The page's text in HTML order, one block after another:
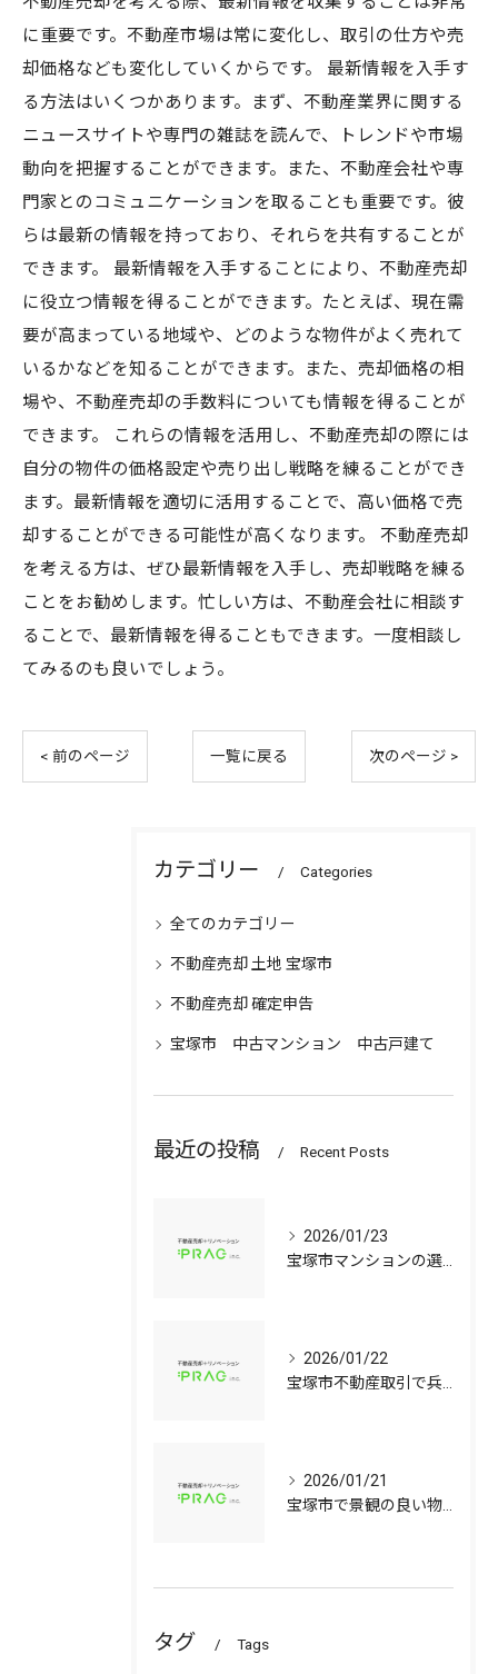
に重要です。不動産市場は常に変化し、取引の仕方や売
却価格なども変化していくからです。 最新情報を入手す
る方法はいくつかあります。まず、不動産業界に関する
ニュースサイトや専門の雑誌を読んで、トレンドや市場
動向を把握することができます。また、不動産会社や専
門家とのコミュニケーションを取ることも重要です。彼
らは最新の情報を持っており、それらを共有することが
できます。 最新情報を入手することにより、不動産売却
に役立つ情報を得ることができます。たとえば、現在需
要が高まっている地域や、どのような物件がよく売れて
いるかなどを知ることができます。また、売却価格の相
場や、不動産売却の手数料についても情報を得ることが
できます。 これらの情報を活用し、不動産売却の際には
自分の物件の価格設定や売り出し戦略を練ることができ
ます。最新情報を適切に活用することで、高い価格で売
却することができる可能性が高くなります。 不動産売却
を考える方は、ぜひ最新情報を入手し、売却戦略を練る
ことをお勧めします。忙しい方は、不動産会社に相談す
ることで、最新情報を得ることもできます。一度相談し
てみるのも良いでしょう。
< 前のページ 一覧に戻る 次のページ >
カテゴリー Categories
全てのカテゴリー
不動産売却 土地 宝塚市
不動産売却 確定申告
宝塚市 中古マンション 中古戸建て
最近の投稿 Recent Posts
2026/01/23
2026/01/22
2026/01/21
タグ Tags